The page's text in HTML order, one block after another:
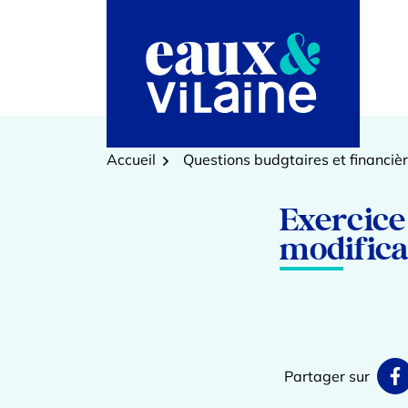
Accueil Questions budgtaires et
Partager sur